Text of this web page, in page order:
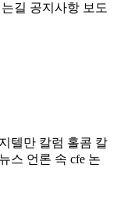
길 공지사항 보도
지텔만 칼럼 홀콤 칼
스 언론 속 cfe 논